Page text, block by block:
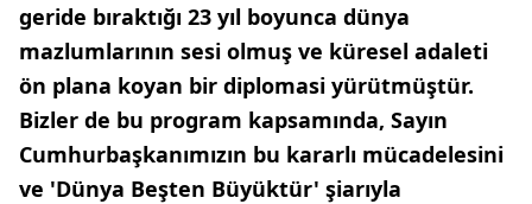
geride bıraktığı 23 yıl boyunca dünya
mazlumlarının sesi olmuş ve küresel adaleti
ön plana koyan bir diplomasi yürütmüştür.
Bizler de bu program kapsamında, Sayın
Cumhurbaşkanımızın bu kararlı mücadelesini
ve 'Dünya Beşten Büyüktür' şiarıyla